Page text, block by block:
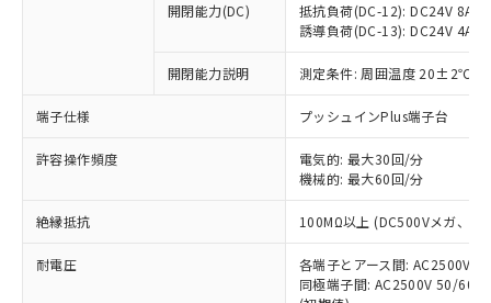
開閉能力(DC)
抵抗負荷(DC-12): DC24V 8A/
誘導負荷(DC-13): DC24V 4A/
開閉能力説明 測定条件: 周囲温度 20±2℃、
端子仕様 プッシュインPlus端子台
許容操作頻度
電気的: 最大30回/分
機械的: 最大60回/分
絶縁抵抗 100MΩ以上 (DC500Vメガ、点
耐電圧
各端子とアース間: AC2500V
同極端子間: AC2500V 50/
本サービスは、当社制御機器事業取扱
商品の当社在庫状況および標準価格
(税抜)を提供させていただくもので
当社制御機器事業取扱商品の中には、
ことをご了承ください。
在庫状況および標準価格照会結果は、
記載している更新日時点での社内デー
タに基づき作成されるものであり、閲
覧された時点での実際の在庫および標
準価格とは異なる場合があることをご
調査・確認中：EU RoHS指令（10物質）の
非含有の対応状況を調査中または確認中の
非該当品：ライセンス料など無形物で、有
害物質有無と関係のない商品です。
仕入先様の事情により、非含有部品として
いたものが、含有品と判明した場合などや
むを得ず変更することがあります。
*EU RoHS指令（10物質）：
鉛(Pb) 1000ppm以下、 水銀(Hg) 1000ppm以下、 カド
六価クロム(Cr(Ⅵ)) 1000ppm以下、ポリ臭化ビフェニル
類(PBB) 1000ppm以下、ポリ臭化ジフェニルエーテル類
「○」：最大均質材料含有率が中国RoHSの
基準値以下であることを示します。
「×」：最大均質材料含有率が中国RoHSの
基準値を超えていることを示します。
「－」：未確認です。当社販売部門へお問
*中国RoHS10物質の基準値 (GB/T26572)：
Pb(鉛) :1000ppm、 Hg(水銀) : 1000ppm、 Cd(カドミウ
Cr(Ⅵ)(六価クロム) : 1000ppm、 PBBs(ポリ臭化ビフェ
当社は、これら貴社製品のうち、外国
為替および外国貿易法に定める商品
または国外への提供する場合は、日本
国政府の輸出許可(または役務取引許
可)を取得するなどの必要な手続きを